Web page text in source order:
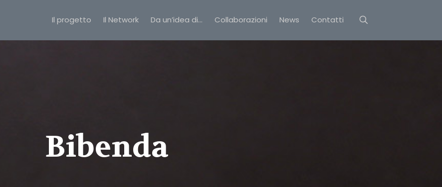
Il progetto Il Network Da un’idea di… Collaborazioni News Contatti
Bibenda